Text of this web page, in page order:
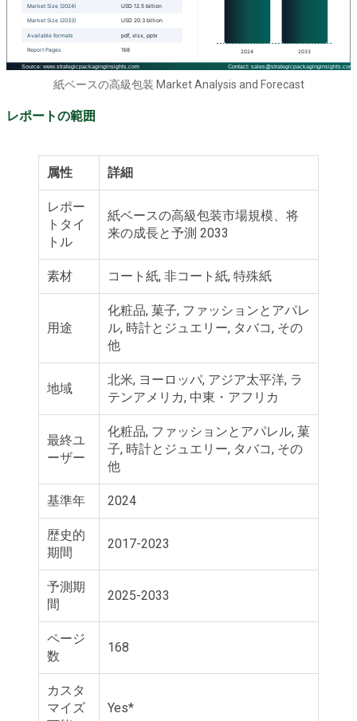
紙ベースの高級包装 Market Analysis and Forecast
レポートの範囲
属性 詳細
レポー
トタイ
トル
紙ベースの高級包装市場規模、将
来の成長と予測 2033
素材 コート紙, 非コート紙, 特殊紙
用途
化粧品, 菓子, ファッションとアパレ
ル, 時計とジュエリー, タバコ, その
他
地域
北米, ヨーロッパ, アジア太平洋, ラ
テンアメリカ, 中東・アフリカ
最終ユ
ーザー
化粧品, ファッションとアパレル, 菓
子, 時計とジュエリー, タバコ, その
他
基準年 2024
歴史的
期間
2017-2023
予測期
間
2025-2033
ページ
数
168
カスタ
マイズ
Yes*